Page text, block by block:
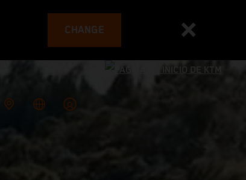
CHANGE